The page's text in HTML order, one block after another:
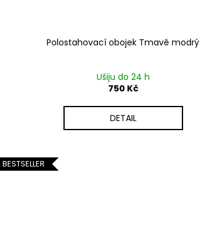
Polostahovací obojek Tmavě modrý
Ušiju do 24 h
750 Kč
DETAIL
BESTSELLER